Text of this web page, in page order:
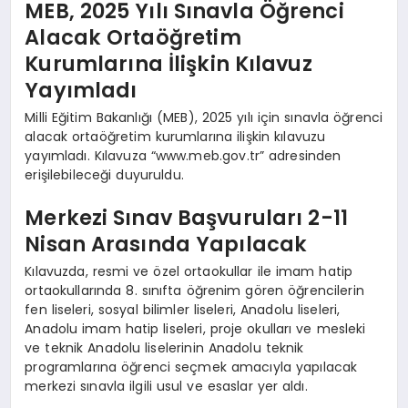
MEB, 2025 Yılı Sınavla Öğrenci
Alacak Ortaöğretim
Kurumlarına İlişkin Kılavuz
Yayımladı
Milli Eğitim Bakanlığı (MEB), 2025 yılı için sınavla öğrenci
alacak ortaöğretim kurumlarına ilişkin kılavuzu
yayımladı. Kılavuza “www.meb.gov.tr” adresinden
erişilebileceği duyuruldu.
Merkezi Sınav Başvuruları 2-11
Nisan Arasında Yapılacak
Kılavuzda, resmi ve özel ortaokullar ile imam hatip
ortaokullarında 8. sınıfta öğrenim gören öğrencilerin
fen liseleri, sosyal bilimler liseleri, Anadolu liseleri,
Anadolu imam hatip liseleri, proje okulları ve mesleki
ve teknik Anadolu liselerinin Anadolu teknik
programlarına öğrenci seçmek amacıyla yapılacak
merkezi sınavla ilgili usul ve esaslar yer aldı.